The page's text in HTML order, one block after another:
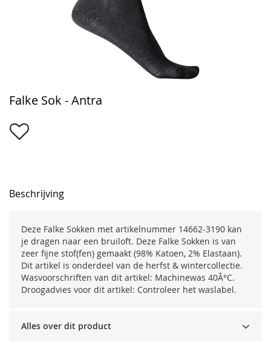
naar
begin
van
Falke Sok - Antra
Beschrijving
Deze Falke Sokken met artikelnummer 14662-3190 kan
je dragen naar een bruiloft. Deze Falke Sokken is van
zeer fijne stof(fen) gemaakt (98% Katoen, 2% Elastaan).
Dit artikel is onderdeel van de herfst & wintercollectie.
Wasvoorschriften van dit artikel: Machinewas 40Â°C.
Droogadvies voor dit artikel: Controleer het waslabel.
Alles over dit product